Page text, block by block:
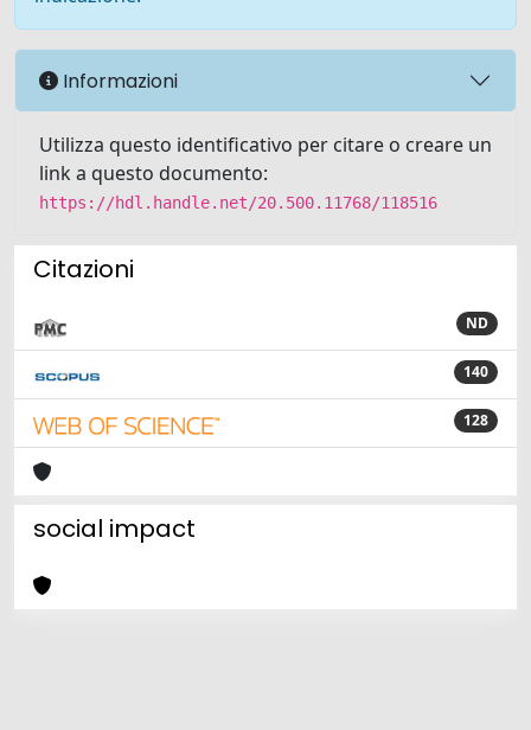
Informazioni
Utilizza questo identificativo per citare o creare un
link a questo documento:
https://hdl.handle.net/20.500.11768/118516
Citazioni
ND
140
128
social impact